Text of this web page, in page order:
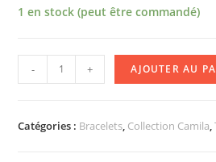
1 en stock (peut être commandé)
-
quantité
de
double
+ AJOUTER AU
Catégories : Bracelets, Collection Camila,